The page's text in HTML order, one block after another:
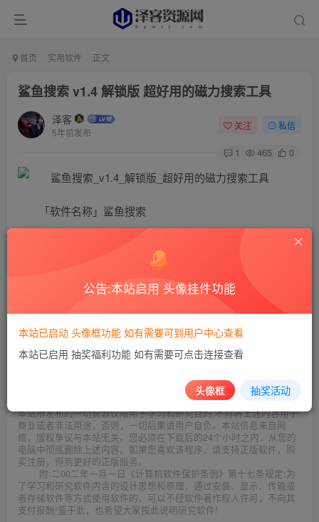
首页 实用软件 正文
鲨鱼搜索 v1.4 解锁版 超好用的磁力搜索工具
泽客
5年前发布
关注 私信
1 465 0
「软件名称」鲨鱼搜索
「软件介绍」鲨鱼搜索是一款超好用的磁力搜索工具，
软件界面非常的简洁，没有任何的广告，直接在搜索栏搜索
你想要的,可内置25个搜索源非常强大，可以说基本都能收
此处内容已隐藏，请评论后刷新页面查看.
本站所发布的一切资源仅限用于学习和研究目的;不得将上述内容用于
商业或者非法用途，否则，一切后果请用户自负。本站信息来自网
络，版权争议与本站无关。您必须在下载后的24个小时之内，从您的
电脑中彻底删除上述内容。如果您喜欢该程序，请支持正版软件，购
买注册，得到更好的正版服务。
附:二00二年一月一日《计算机软件保护条例》第十七条规定:为
了学习和研究软件内含的设计思想和原理，通过安装、显示、传输或
者存储软件等方式使用软件的，可以不经软件著作权人许可，不向其
支付报酬!鉴于此，也希望大家按此说明研究软件!
公告:本站启用 头像挂件功能
本站已启动 头像框功能 如有需要可到用户中心查看
本站已启用 抽奖福利功能 如有需要可点击连接查看
头像框 抽奖活动